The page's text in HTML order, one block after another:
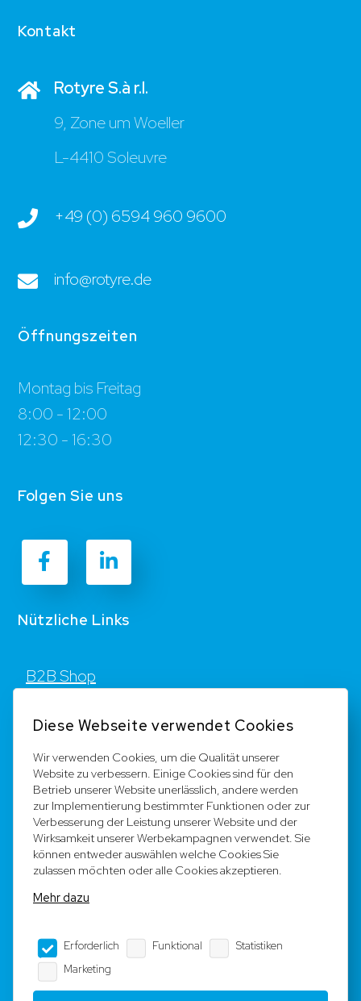
Kontakt
Rotyre S.à r.l.
9, Zone um Woeller
L-4410 Soleuvre
+49 (0) 6594 960 9600
info@rotyre.de
Öffnungszeiten
Montag bis Freitag
8:00 - 12:00
12:30 - 16:30
Folgen Sie uns
Nützliche Links
B2B Shop
Registrieren
Team
Rechtliche Hinweise
Impressum
Datenschutz
Diese Webseite verwendet Cookies
Wir verwenden Cookies, um die Qualität unserer
Website zu verbessern. Einige Cookies sind für den
Betrieb unserer Website unerlässlich, andere werden
zur Implementierung bestimmter Funktionen oder zur
Verbesserung der Leistung unserer Website und der
Wirksamkeit unserer Werbekampagnen verwendet. Sie
können entweder auswählen welche Cookies Sie
zulassen möchten oder alle Cookies akzeptieren.
Mehr dazu
Erforderlich Funktional
Statistiken
Marketing